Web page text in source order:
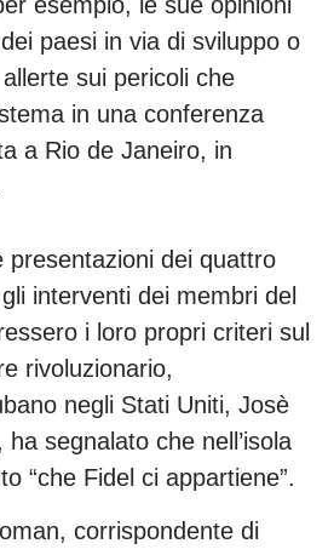
paesi in via di sviluppo o
sui pericoli che
in una conferenza
a Rio de Janeiro, in
nel 1992.
presentazioni dei quattro
interventi dei membri del
i loro propri criteri sul
rivoluzionario,
negli Stati Uniti, Josè
segnalato che nell’isola
“che Fidel ci appartiene”.
corrispondente di